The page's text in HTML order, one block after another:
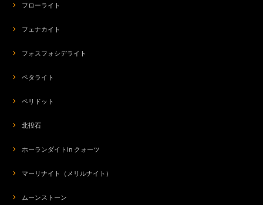
フローライト
フェナカイト
フォスフォシデライト
ペタライト
ペリドット
北投石
ホーランダイトin クォーツ
マーリナイト（メリルナイト）
ムーンストーン